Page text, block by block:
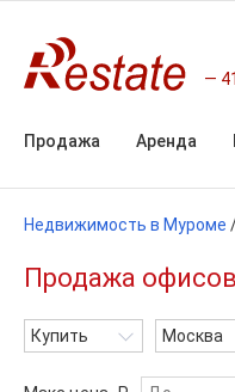
Продажа Аренда
Недвижимость в Муроме
Продажа
Купить Москва